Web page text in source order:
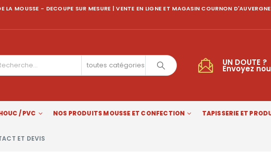
LA MOUSSE - DECOUPE SUR MESURE | VENTE EN LIGNE ET MAGASIN COURNON
toutes catégories UN DOUTE ?
Envoyez
/ PVC NOS PRODUITS MOUSSE ET CONFECTION TAPISSERIE ET
ET DEVIS